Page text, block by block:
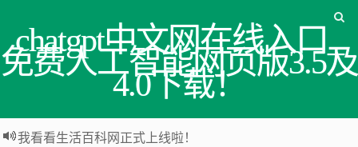
chatgpt中文网在线入口_
免费人工智能网页版3.5及
4.0下载！
我看看生活百科网正式上线啦！